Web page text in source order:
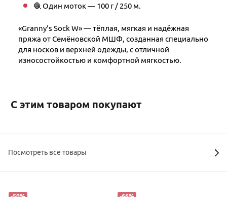
🧶 Один моток — 100 г / 250 м.
«Granny's Sock W» — тёплая, мягкая и надёжная
пряжа от Семёновской МШФ, созданная специально
для носков и верхней одежды, с отличной
износостойкостью и комфортной мягкостью.
С этим товаром покупают
Посмотреть все товары